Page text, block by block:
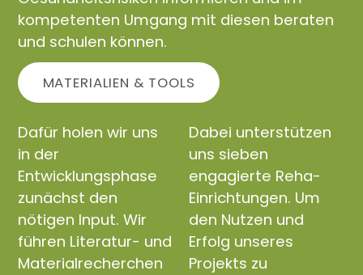
kompetenten Umgang mit diesen beraten
und schulen können.
MATERIALIEN & TOOLS
Dafür holen wir uns
in der
Entwicklungsphase
zunächst den
nötigen Input. Wir
führen Literatur- und
Materialrecherchen
Dabei unterstützen
uns sieben
engagierte Reha-
Einrichtungen. Um
den Nutzen und
Erfolg unseres
Projekts zu